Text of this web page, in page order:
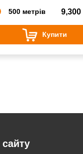
500 метрів 9,300
Купити